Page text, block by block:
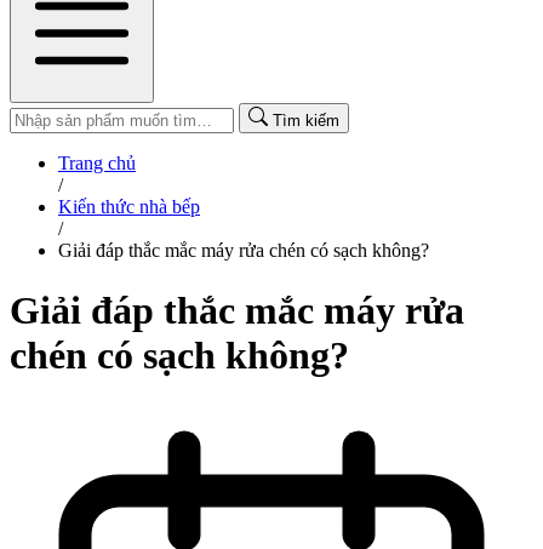
Tìm kiếm
Trang chủ
/
Kiến thức nhà bếp
/
Giải đáp thắc mắc máy rửa chén có sạch không?
Giải đáp thắc mắc máy rửa
chén có sạch không?